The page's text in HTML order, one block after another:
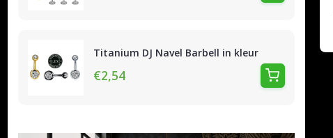
Titanium DJ Navel Barbell in kleur
€2,54